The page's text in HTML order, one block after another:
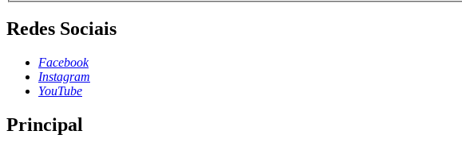
Redes Sociais
Facebook
Instagram
YouTube
Principal